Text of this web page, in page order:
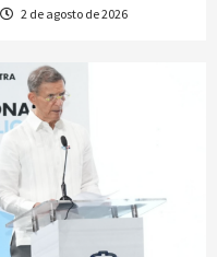
2 de agosto de 2026